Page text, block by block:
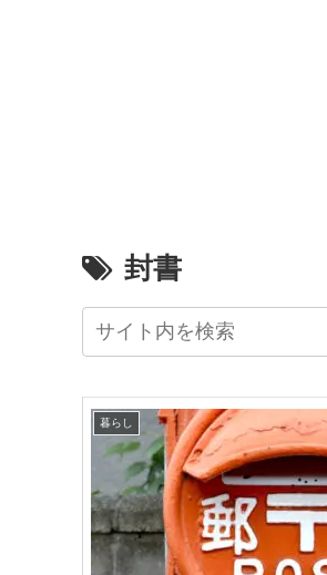
封書
暮らし